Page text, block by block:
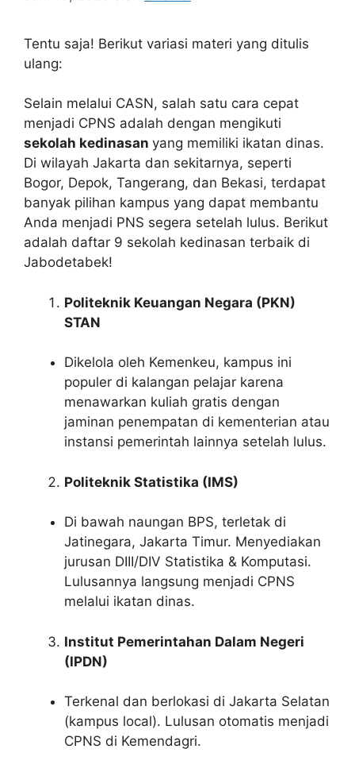
Tentu saja! Berikut variasi materi yang ditulis
ulang:
Selain melalui CASN, salah satu cara cepat
menjadi CPNS adalah dengan mengikuti
sekolah kedinasan yang memiliki ikatan dinas.
Di wilayah Jakarta dan sekitarnya, seperti
Bogor, Depok, Tangerang, dan Bekasi, terdapat
banyak pilihan kampus yang dapat membantu
Anda menjadi PNS segera setelah lulus. Berikut
adalah daftar 9 sekolah kedinasan terbaik di
Jabodetabek!
Politeknik Keuangan Negara (PKN)
STAN
Dikelola oleh Kemenkeu, kampus ini
populer di kalangan pelajar karena
menawarkan kuliah gratis dengan
jaminan penempatan di kementerian atau
instansi pemerintah lainnya setelah lulus.
Politeknik Statistika (IMS)
Di bawah naungan BPS, terletak di
Jatinegara, Jakarta Timur. Menyediakan
jurusan DIII/DIV Statistika & Komputasi.
Lulusannya langsung menjadi CPNS
melalui ikatan dinas.
Institut Pemerintahan Dalam Negeri
(IPDN)
Terkenal dan berlokasi di Jakarta Selatan
(kampus local). Lulusan otomatis menjadi
CPNS di Kemendagri.